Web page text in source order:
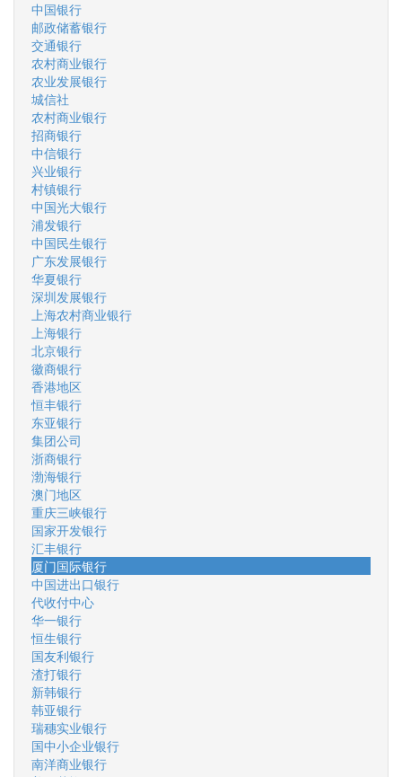
中国银行
邮政储蓄银行
交通银行
农村商业银行
农业发展银行
城信社
农村商业银行
招商银行
中信银行
兴业银行
村镇银行
中国光大银行
浦发银行
中国民生银行
广东发展银行
华夏银行
深圳发展银行
上海农村商业银行
上海银行
北京银行
徽商银行
香港地区
恒丰银行
东亚银行
集团公司
浙商银行
渤海银行
澳门地区
重庆三峡银行
国家开发银行
汇丰银行
厦门国际银行
中国进出口银行
代收付中心
华一银行
恒生银行
国友利银行
渣打银行
新韩银行
韩亚银行
瑞穗实业银行
国中小企业银行
南洋商业银行